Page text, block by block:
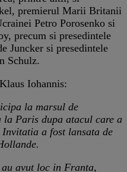
premierul Marii Britanii
Petro Porosenko si
precum si presedintele
Juncker si presedintele
Schulz.
Iohannis:
la marsul de
Paris dupa atacul care a
a fost lansata de
avut loc in Franta,